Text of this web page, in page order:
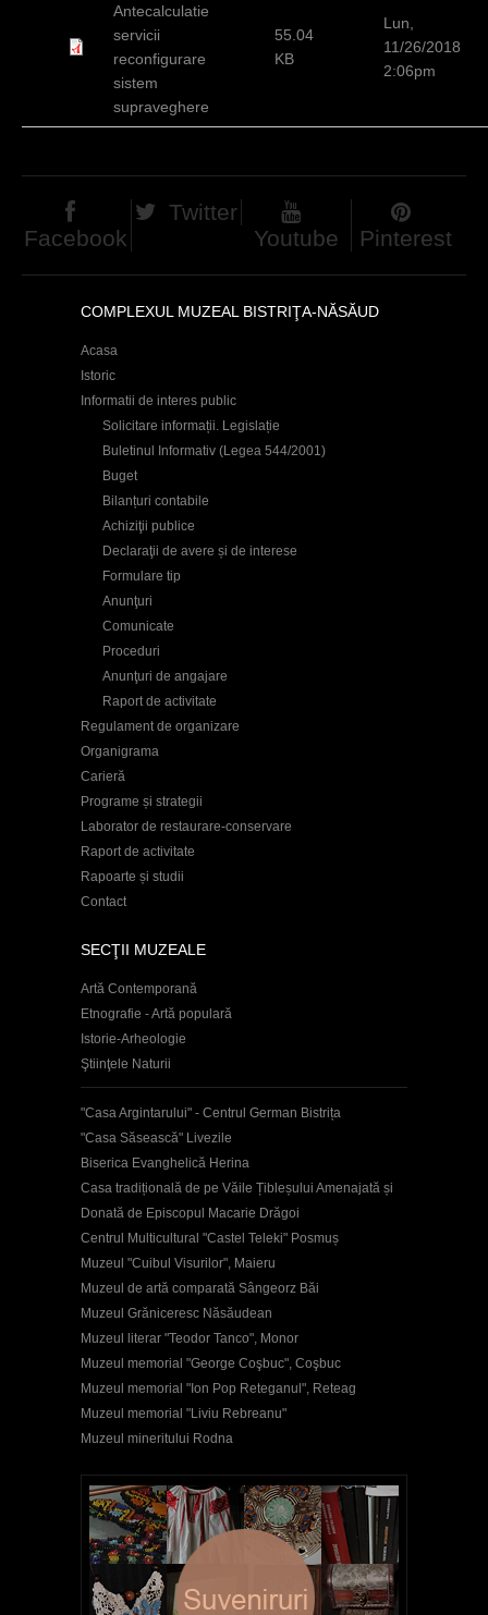
Antecalculatie
servicii
reconfigurare
sistem
supraveghere
55.04
KB
Lun,
11/26/2018
2:06pm
Facebook
Twitter
Youtube
Pinterest
COMPLEXUL MUZEAL BISTRIŢA-NĂSĂUD
Acasa
Istoric
Informatii de interes public
Solicitare informații. Legislație
Buletinul Informativ (Legea 544/2001)
Buget
Bilanțuri contabile
Achiziţii publice
Declaraţii de avere și de interese
Formulare tip
Anunţuri
Comunicate
Proceduri
Anunţuri de angajare
Raport de activitate
Regulament de organizare
Organigrama
Carieră
Programe și strategii
Laborator de restaurare-conservare
Raport de activitate
Rapoarte și studii
Contact
SECŢII MUZEALE
Artă Contemporană
Etnografie - Artă populară
Istorie-Arheologie
Ştiinţele Naturii
"Casa Argintarului" - Centrul German Bistrița
"Casa Săsească" Livezile
Biserica Evanghelică Herina
Casa tradițională de pe Văile Țibleșului Amenajată și
Donată de Episcopul Macarie Drăgoi
Centrul Multicultural "Castel Teleki" Posmuș
Muzeul "Cuibul Visurilor", Maieru
Muzeul de artă comparată Sângeorz Băi
Muzeul Grăniceresc Năsăudean
Muzeul literar "Teodor Tanco", Monor
Muzeul memorial "George Coşbuc", Coşbuc
Muzeul memorial "Ion Pop Reteganul", Reteag
Muzeul memorial "Liviu Rebreanu"
Muzeul mineritului Rodna